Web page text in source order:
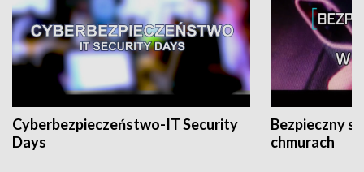
Cyberbezpieczeństwo-IT Security
Days
Bezpieczny
chmurach